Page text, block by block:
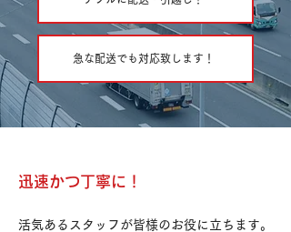
急な配送でも対応致します！
迅速かつ丁寧に！
活気あるスタッフが皆様のお役に立ちます。